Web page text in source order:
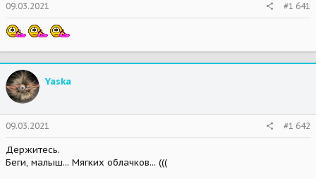
09.03.2021 #1 641
Yaska
09.03.2021 #1 642
Держитесь.
Беги, малыш... Мягких облачков... (((